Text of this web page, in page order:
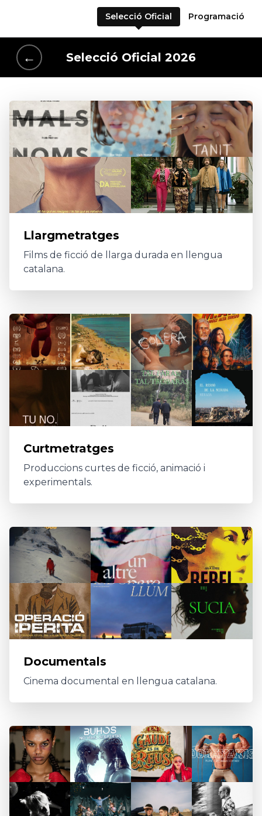
Selecció Oficial Programació
← Selecció Oficial 2026
Llargmetratges
Films de ficció de llarga durada en llengua
catalana.
Curtmetratges
Produccions curtes de ficció, animació i
experimentals.
Documentals
Cinema documental en llengua catalana.